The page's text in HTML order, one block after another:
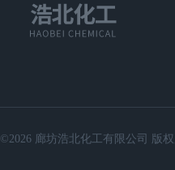
©2026 廊坊浩北化工有限公司 版权